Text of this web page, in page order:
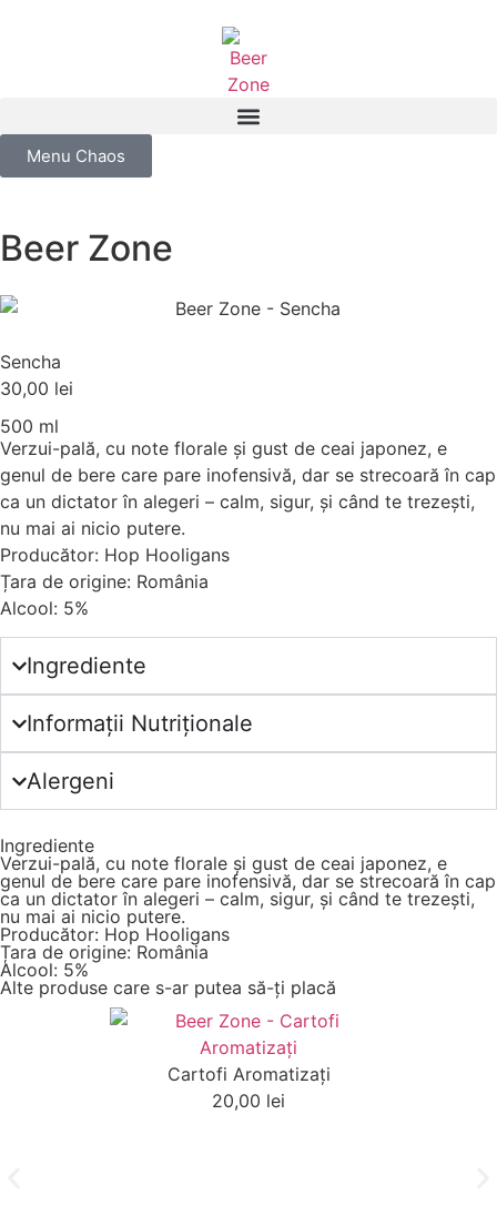
Menu Chaos
Beer Zone
Sencha
30,00 lei
500 ml
Verzui-pală, cu note florale și gust de ceai japonez, e
genul de bere care pare inofensivă, dar se strecoară în cap
ca un dictator în alegeri – calm, sigur, și când te trezești,
nu mai ai nicio putere.
Producător: Hop Hooligans
Țara de origine: România
Alcool: 5%
Ingrediente
Informații Nutriționale
Alergeni
Ingrediente
Verzui-pală, cu note florale și gust de ceai japonez, e
genul de bere care pare inofensivă, dar se strecoară în cap
ca un dictator în alegeri – calm, sigur, și când te trezești,
nu mai ai nicio putere.
Producător: Hop Hooligans
Țara de origine: România
Alcool: 5%
Alte produse care s-ar putea să-ți placă
Cartofi Aromatizaţi
20,00 lei